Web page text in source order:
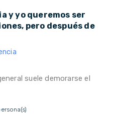
y yo queremos ser
pero después de
suele demorarse el